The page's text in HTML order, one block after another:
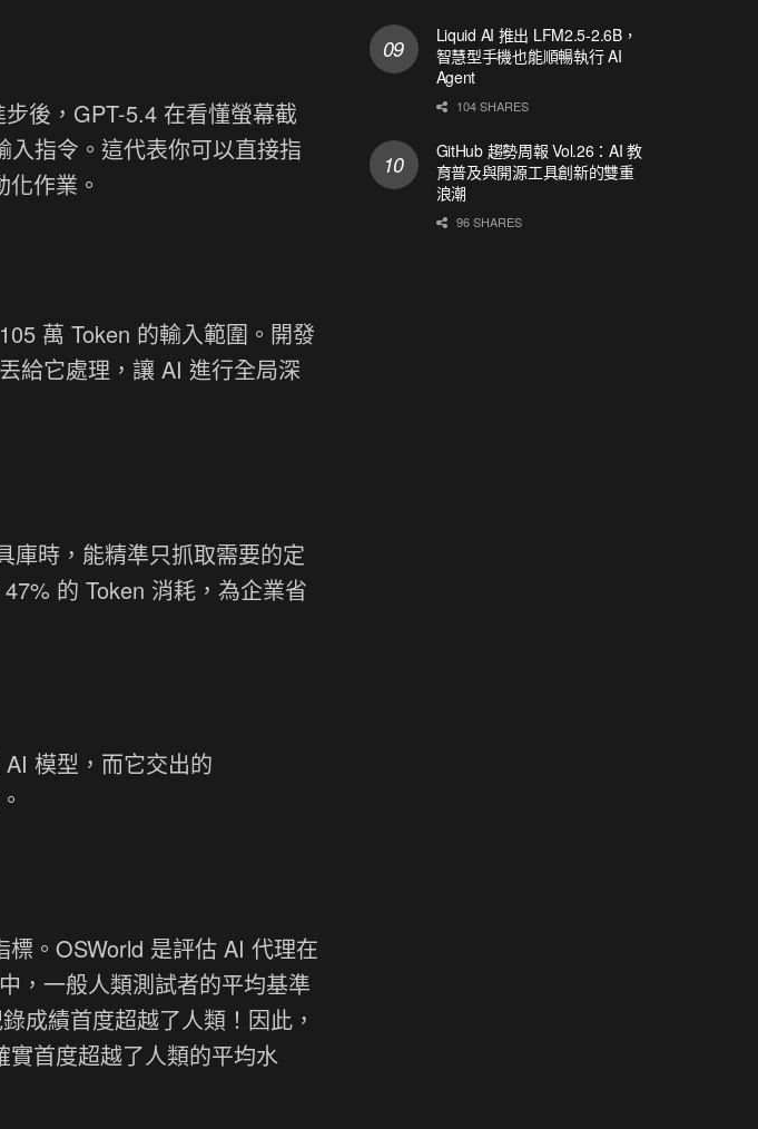
後，GPT-5.4 在看懂螢幕截
指令。這代表你可以直接指
作業。
萬 Token 的輸入範圍。開發
給它處理，讓 AI 進行全局深
庫時，能精準只抓取需要的定
的 Token 消耗，為企業省
模型，而它交出的
。OSWorld 是評估 AI 代理在
，一般人類測試者的平均基準
成績首度超越了人類！因此，
首度超越了人類的平均水
Liquid AI 推出 LFM2.5-2.6B，
智慧型手機也能順暢執行 AI
Agent
104 SHARES
GitHub 趨勢周報 Vol.26：AI 教
育普及與開源工具創新的雙重
浪潮
96 SHARES